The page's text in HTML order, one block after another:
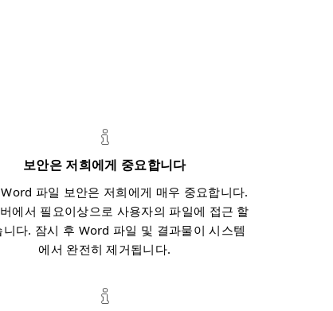
보안은 저희에게 중요합니다
파일 보안은 저희에게 매우 중요합니다.
에서 필요이상으로 사용자의 파일에 접근 할
니다. 잠시 후 Word 파일 및 결과물이 시스템
에서 완전히 제거됩니다.